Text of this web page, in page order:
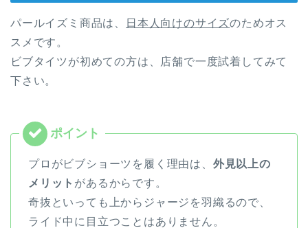
パールイズミ商品は、 日本人向けのサイズのためオス
スメです。
ビブタイツが初めての方は、店舗で一度試着してみて
下さい。
プロがビブショーツを履く理由は、 外見以上の
メリット があるからです。
奇抜といっても上からジャージを羽織るので、
ライド中に目立つことはありません。